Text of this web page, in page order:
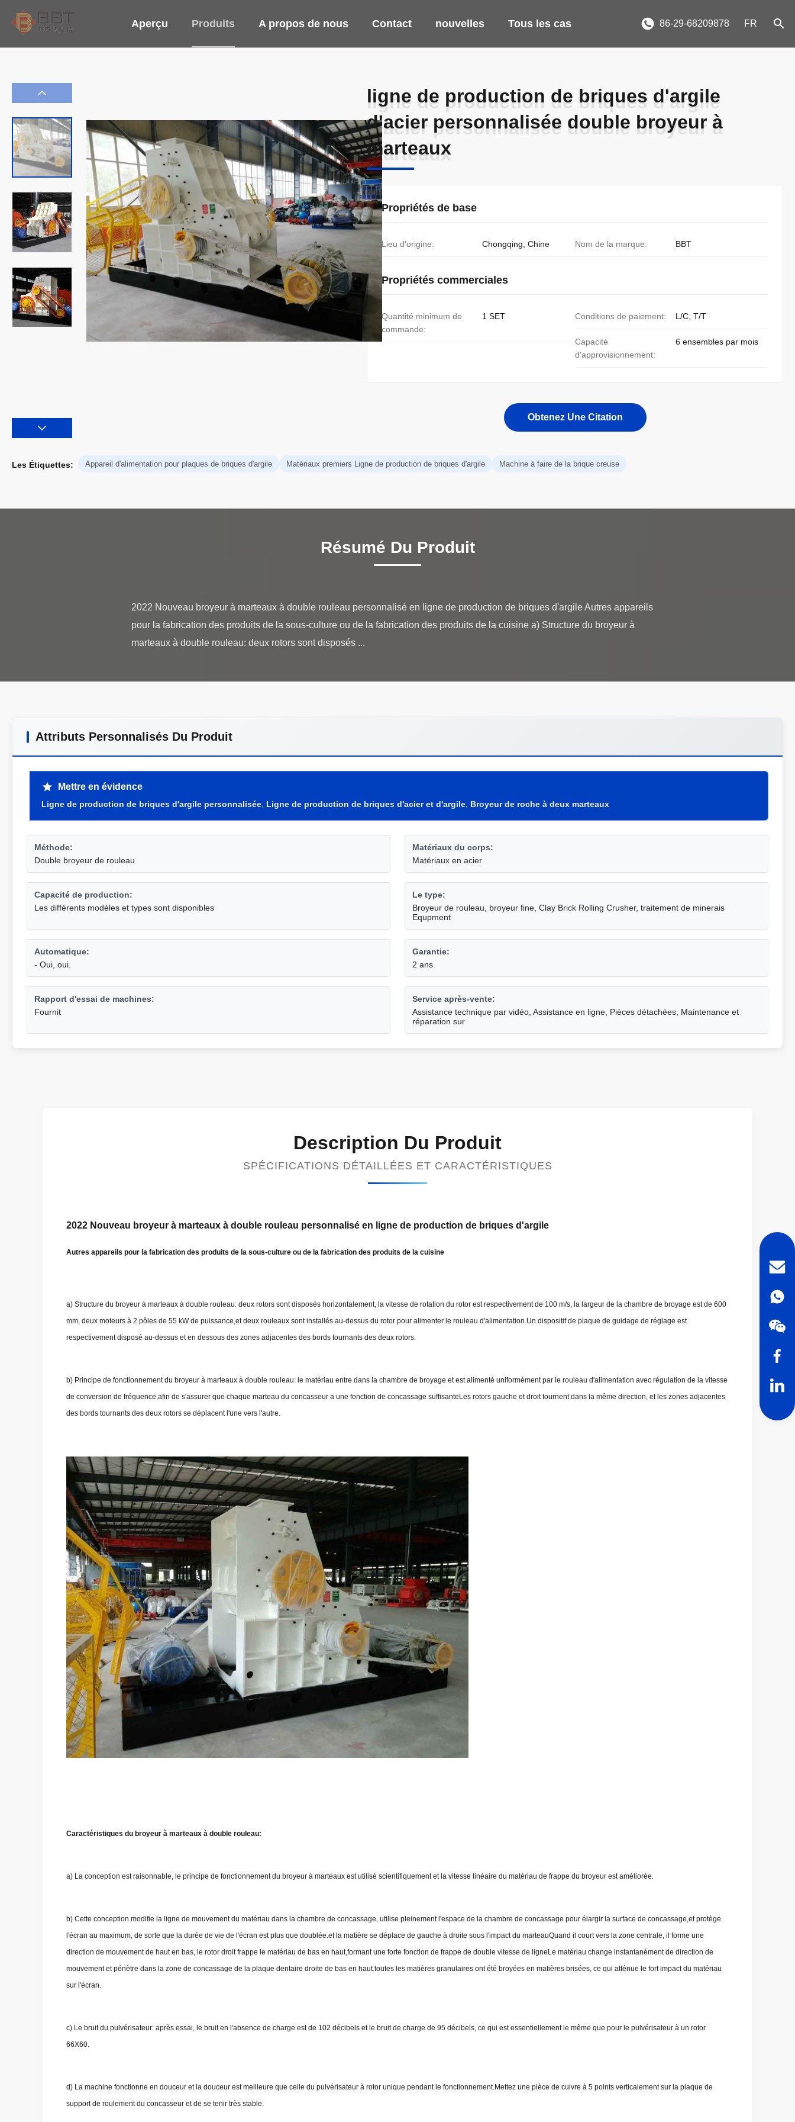
Aperçu Produits A propos de nous Contact nouvelles Tous les cas 86-29-68209878 FR
ligne de production de briques d'argile
d'acier personnalisée double broyeur à
marteaux
ligne de production de briques d'argile
d'acier personnalisée double broyeur à
marteaux
Propriétés de base
Lieu d'origine: Chongqing, Chine Nom de la marque: BBT
Propriétés commerciales
Quantité minimum de
commande:
1 SET Conditions de paiement: L/C, T/T
Capacité
d'approvisionnement:
6 ensembles par mois
Obtenez Une Citation
Les Étiquettes: Appareil d'alimentation pour plaques de briques d'argile Matériaux premiers Ligne de production de briques d'argile Machine à faire de la brique creuse
Résumé Du Produit
2022 Nouveau broyeur à marteaux à double rouleau personnalisé en ligne de production de briques d'argile Autres appareils
pour la fabrication des produits de la sous-culture ou de la fabrication des produits de la cuisine a) Structure du broyeur à
Attributs Personnalisés Du Produit
Mettre en évidence
Ligne de production de briques d'argile personnalisée Ligne de production de briques d'acier et d'argile Broyeur de roche à deux marteaux
Méthode:
Double broyeur de rouleau
Matériaux du corps:
Matériaux en acier
Capacité de production:
Les différents modèles et types sont disponibles
Le type:
Broyeur de rouleau, broyeur fine, Clay Brick Rolling Crusher, traitement de minerais
Equpment
Automatique:
- Oui, oui.
Garantie:
2 ans
Rapport d'essai de machines:
Fournit
Service après-vente:
Assistance technique par vidéo, Assistance en ligne, Pièces détachées, Maintenance et
réparation sur
Description Du Produit
SPÉCIFICATIONS DÉTAILLÉES ET CARACTÉRISTIQUES
2022 Nouveau broyeur à marteaux à double rouleau personnalisé en ligne de production de briques d'argile
Autres appareils pour la fabrication des produits de la sous-culture ou de la fabrication des produits de la cuisine
a) Structure du broyeur à marteaux à double rouleau: deux rotors sont disposés horizontalement, la vitesse de rotation du rotor est respectivement de 100 m/s, la largeur de la chambre de broyage est de 600
mm, deux moteurs à 2 pôles de 55 kW de puissance,et deux rouleaux sont installés au-dessus du rotor pour alimenter le rouleau d'alimentation.Un dispositif de plaque de guidage de réglage est
respectivement disposé au-dessus et en dessous des zones adjacentes des bords tournants des deux rotors.
b) Principe de fonctionnement du broyeur à marteaux à double rouleau: le matériau entre dans la chambre de broyage et est alimenté uniformément par le rouleau d'alimentation avec régulation de la vitesse
de conversion de fréquence,afin de s'assurer que chaque marteau du concasseur a une fonction de concassage suffisanteLes rotors gauche et droit tournent dans la même direction, et les zones adjacentes
des bords tournants des deux rotors se déplacent l'une vers l'autre.
Caractéristiques du broyeur à marteaux à double rouleau:
a) La conception est raisonnable, le principe de fonctionnement du broyeur à marteaux est utilisé scientifiquement et la vitesse linéaire du matériau de frappe du broyeur est améliorée.
b) Cette conception modifie la ligne de mouvement du matériau dans la chambre de concassage, utilise pleinement l'espace de la chambre de concassage pour élargir la surface de concassage,et protège
l'écran au maximum, de sorte que la durée de vie de l'écran est plus que doublée.et la matière se déplace de gauche à droite sous l'impact du marteauQuand il court vers la zone centrale, il forme une
direction de mouvement de haut en bas, le rotor droit frappe le matériau de bas en haut,formant une forte fonction de frappe de double vitesse de ligneLe matériau change instantanément de direction de
mouvement et pénètre dans la zone de concassage de la plaque dentaire droite de bas en haut.toutes les matières granulaires ont été broyées en matières brisées, ce qui atténue le fort impact du matériau
sur l'écran.
c) Le bruit du pulvérisateur: après essai, le bruit en l'absence de charge est de 102 décibels et le bruit de charge de 95 décibels, ce qui est essentiellement le même que pour le pulvérisateur à un rotor
66X60.
d) La machine fonctionne en douceur et la douceur est meilleure que celle du pulvérisateur à rotor unique pendant le fonctionnement.Mettez une pièce de cuivre à 5 points verticalement sur la plaque de
support de roulement du concasseur et de se tenir très stable.